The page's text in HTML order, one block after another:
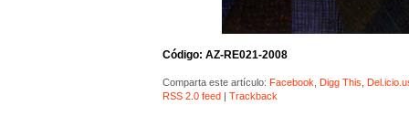
Código: AZ-RE021-2008
Comparta este artículo: Facebook Digg This
RSS 2.0 feed| Trackback